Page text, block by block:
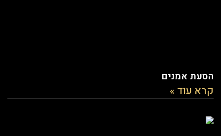
הסעת אמנים
קרא עוד »